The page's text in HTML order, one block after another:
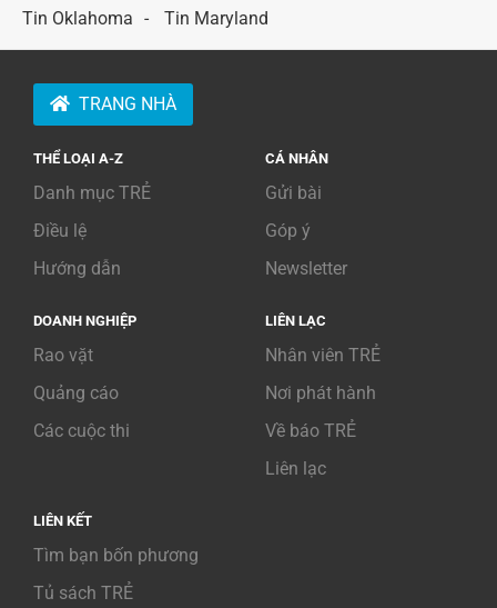
Tin Oklahoma
Tin Maryland
TRANG NHÀ
THỂ LOẠI A-Z
Danh mục TRẺ
Điều lệ
Hướng dẫn
CÁ NHÂN
Gửi bài
Góp ý
Newsletter
DOANH NGHIỆP
Rao vặt
Quảng cáo
Các cuộc thi
LIÊN LẠC
Nhân viên TRẺ
Nơi phát hành
Về báo TRẺ
Liên lạc
LIÊN KẾT
Tìm bạn bốn phương
Tủ sách TRẺ